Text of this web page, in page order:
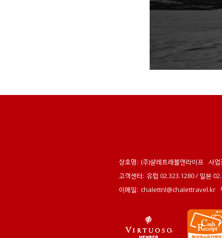
상호명: (주)샬레트래블앤라이프 사
고객센터: 유럽 02.323.1280 / 일본
이메일: chalettnl@chalettravel.kr